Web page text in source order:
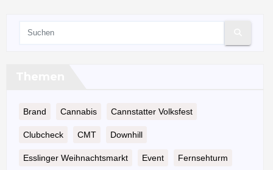
Brand Cannabis Cannstatter Volksfest
Clubcheck CMT Downhill
Esslinger Weihnachtsmarkt Event Fernsehturm